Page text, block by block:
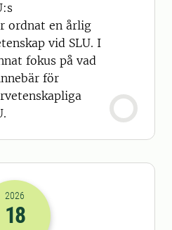
ordnat en årlig
vid SLU. I
fokus på vad
för
2026-18-09 11:00
2026
18